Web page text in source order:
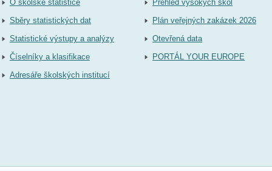
O školské statistice
Sběry statistických dat
Statistické výstupy a analýzy
Číselníky a klasifikace
Adresáře školských institucí
Přehled vysokých škol
Plán veřejných zakázek 2026
Otevřená data
PORTÁL YOUR EUROPE